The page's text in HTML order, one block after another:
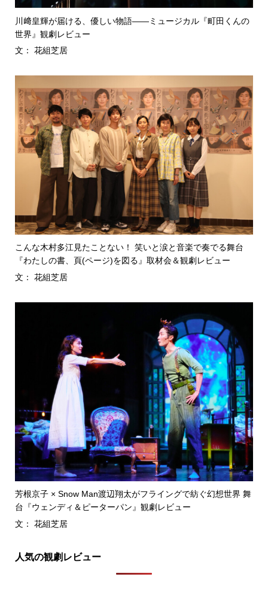
川﨑皇輝が届ける、優しい物語――ミュージカル『町田くんの
世界』観劇レビュー
文： 花組芝居
こんな木村多江見たことない！ 笑いと涙と音楽で奏でる舞台
『わたしの書、頁(ページ)を図る』取材会＆観劇レビュー
文： 花組芝居
芳根京子 × Snow Man渡辺翔太がフライングで紡ぐ幻想世界 舞
台『ウェンディ＆ピーターパン』観劇レビュー
文： 花組芝居
人気の観劇レビュー